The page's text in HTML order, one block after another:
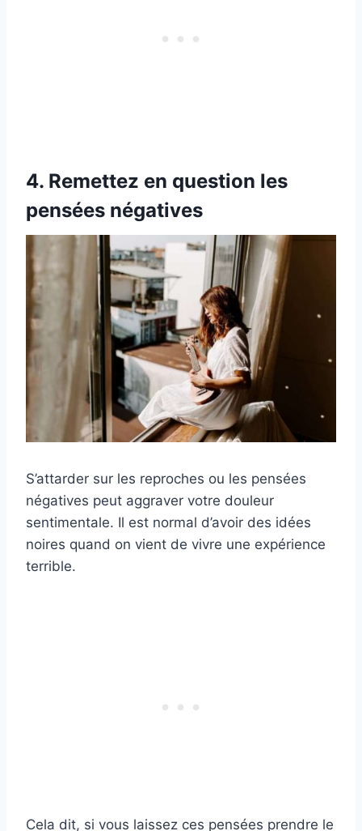
4. Remettez en question les
pensées négatives
S’attarder sur les reproches ou les pensées
négatives peut aggraver votre douleur
sentimentale. Il est normal d’avoir des idées
noires quand on vient de vivre une expérience
terrible.
Cela dit, si vous laissez ces pensées prendre le